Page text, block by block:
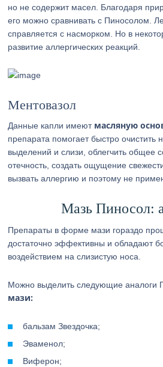
но не содержит масел. Благодаря
его можно сравнивать с Пиносолом.
справляется с насморком. Но в
развитие аллергических реакций.
Ментовазол
Данные капли имеют масляную
препарата помогает быстро очистить
выделений и слизи, облегчить общее
отечность, создать ощущение
вызвать аллергию и поэтому не
Мазь Пиносол:
Препараты в форме мази гораздо
достаточно эффективны и обладают
воздействием на слизистую носа.
Можно выделить следующие аналоги
мази:
бальзам Звездочка;
Эваменол;
Виферон;